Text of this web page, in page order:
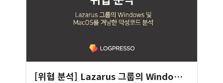
[위협 분석] Lazarus 그룹의 Windows 및 MacOS를 겨냥한 악성코드 분석